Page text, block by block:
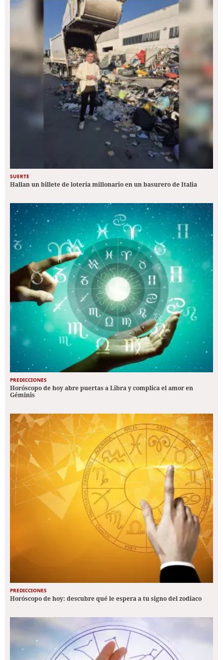
SUERTE
Hallan un billete de lotería millonario en un basurero de Italia
PREDICCIONES
Horóscopo de hoy abre puertas a Libra y complica el amor en
Géminis
PREDICCIONES
Horóscopo de hoy: descubre qué le espera a tu signo del zodiaco